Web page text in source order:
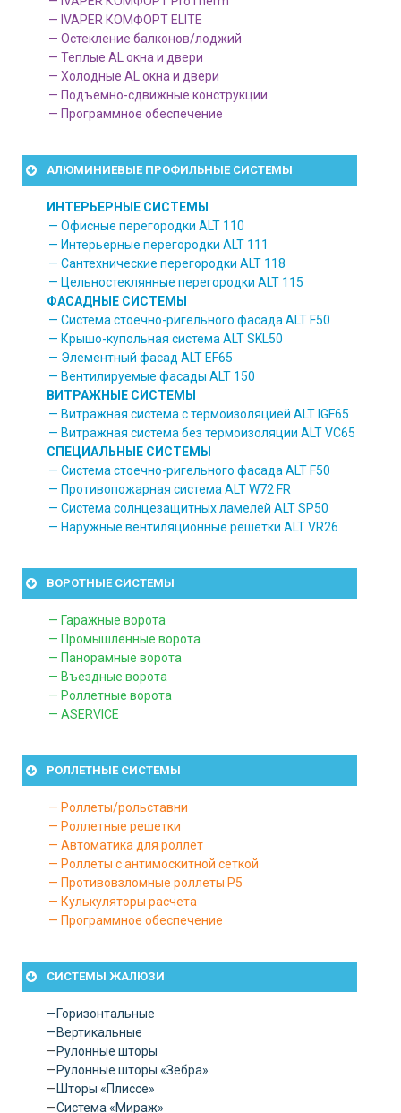
— IVAPER КОМФОРТ ELITE
— Остекление балконов/лоджий
— Теплые AL окна и двери
— Холодные AL окна и двери
— Подъемно-сдвижные конструкции
— Программное обеспечение
АЛЮМИНИЕВЫЕ ПРОФИЛЬНЫЕ СИСТЕМЫ
ИНТЕРЬЕРНЫЕ СИСТЕМЫ
— Офисные перегородки ALT 110
— Интерьерные перегородки ALT 111
— Сантехнические перегородки ALT 118
— Цельностеклянные перегородки ALT 115
ФАСАДНЫЕ СИСТЕМЫ
— Система стоечно-ригельного фасада ALT F50
— Крышо-купольная система ALT SKL50
— Элементный фасад ALT EF65
— Вентилируемые фасады ALT 150
ВИТРАЖНЫЕ СИСТЕМЫ
— Витражная система с термоизоляцией ALT IGF65
— Витражная система без термоизоляции ALT VC65
СПЕЦИАЛЬНЫЕ СИСТЕМЫ
— Система стоечно-ригельного фасада ALT F50
— Противопожарная система ALT W72 FR
— Система солнцезащитных ламелей ALT SP50
— Наружные вентиляционные решетки ALT VR26
ВОРОТНЫЕ СИСТЕМЫ
— Гаражные ворота
— Промышленные ворота
— Панорамные ворота
— Въездные ворота
— Роллетные ворота
— ASERVICE
РОЛЛЕТНЫЕ СИСТЕМЫ
— Роллеты/рольставни
— Роллетные решетки
— Автоматика для роллет
— Роллеты с антимоскитной сеткой
— Противовзломные роллеты P5
— Кулькуляторы расчета
— Программное обеспечение
СИСТЕМЫ ЖАЛЮЗИ
—Горизонтальные
—Вертикальные
—Рулонные шторы
—Рулонные шторы «Зебра»
—Шторы «Плиссе»
—Система «Мираж»